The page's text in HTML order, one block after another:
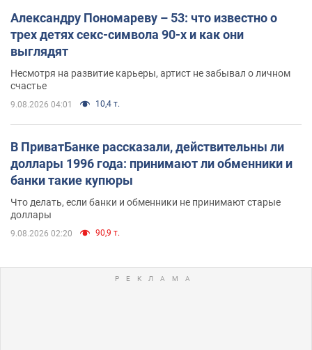
Александру Пономареву – 53: что известно о
трех детях секс-символа 90-х и как они
выглядят
Несмотря на развитие карьеры, артист не забывал о личном
счастье
9.08.2026 04:01 10,4 т.
В ПриватБанке рассказали, действительны ли
доллары 1996 года: принимают ли обменники и
банки такие купюры
Что делать, если банки и обменники не принимают старые
доллары
9.08.2026 02:20 90,9 т.